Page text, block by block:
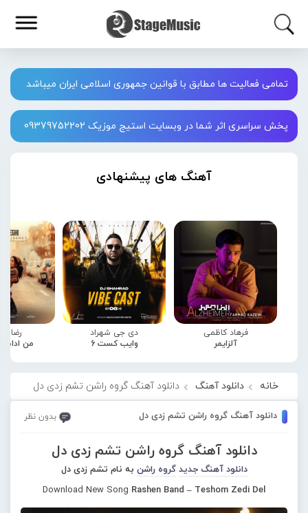
تمامی فعالیت ها مطابق با قوانین جمهوری اسلامی ایران میباشد
پخش سراسری اثر شما در وبسایت استیج موزیک 09379752202
آهنگ های پیشنهادی
فرهاد کاظمی
آلزایمر
دی جی شهراد
وایب کست 6
رضا
من
خانه دانلود آهنگ دانلود آهنگ گروه راشن تشم زدی دل
دانلود آهنگ گروه راشن تشم زدی دل بدون نظر
دانلود آهنگ گروه راشن تشم زدی دل
دانلود آهنگ جدید گروه راشن به نام تشم زدی دل
Download New Song Rashen Band – Teshom Zedi Del